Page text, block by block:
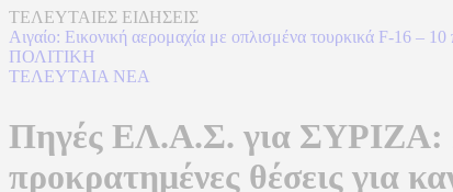
ΤΕΛΕΥΤΑΙΕΣ ΕΙΔΗΣΕΙΣ
Θησαύρισαν οι πετρελαιάδες
ΠΟΛΙΤΙΚΗ
ΤΕΛΕΥΤΑΙΑ ΝΕΑ
Πηγές ΕΛ.Α.Σ. για ΣΥΡΙΖΑ:
προκρατημένες θέσεις για